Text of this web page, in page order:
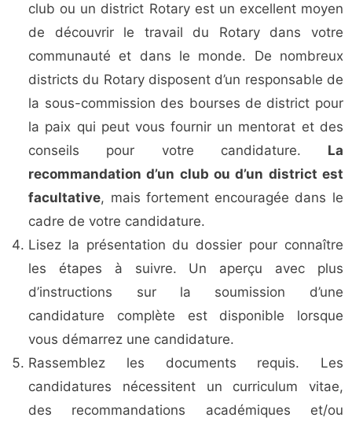
club ou un district Rotary est un excellent moyen
de découvrir le travail du Rotary dans votre
communauté et dans le monde. De nombreux
districts du Rotary disposent d’un responsable de
la sous-commission des bourses de district pour
la paix qui peut vous fournir un mentorat et des
conseils pour votre candidature. La
recommandation d’un club ou d’un district est
facultative, mais fortement encouragée dans le
cadre de votre candidature.
Lisez la présentation du dossier pour connaître
les étapes à suivre. Un aperçu avec plus
d’instructions sur la soumission d’une
candidature complète est disponible lorsque
vous démarrez une candidature.
Rassemblez les documents requis. Les
candidatures nécessitent un curriculum vitae,
des recommandations académiques et/ou